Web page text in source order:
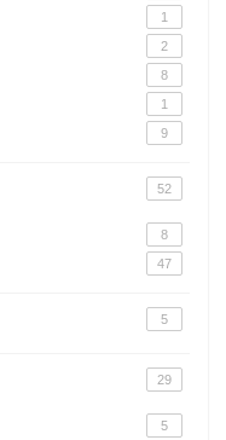
1
2
8
1
9
52
8
47
5
29
5